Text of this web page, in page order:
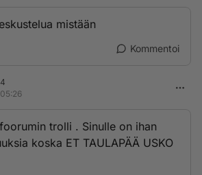
mistään
Kommentoi
trolli . Sinulle on ihan
koska ET TAULAPÄÄ USKO